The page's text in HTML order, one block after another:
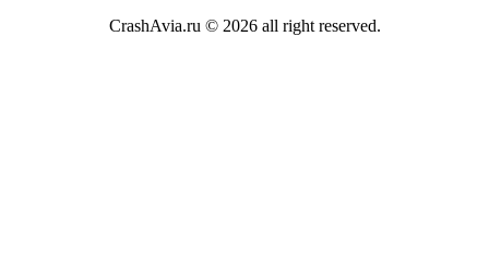
CrashAvia.ru © 2026 all right reserved.